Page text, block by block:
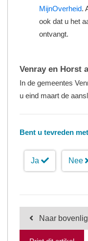
MijnOverheid.
ook dat u het
ontvangt.
Venray en Horst
In de gemeentes
u eind maart de
Bent u tevreden
Ja Nee
Naar